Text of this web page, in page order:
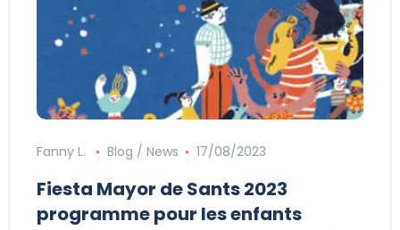
Fanny L. Blog / News 17/08/2023
Fiesta Mayor de Sants 2023
programme pour les enfants